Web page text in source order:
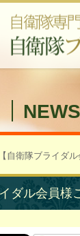
NEWS
【自衛隊ブライダ
イダル会員